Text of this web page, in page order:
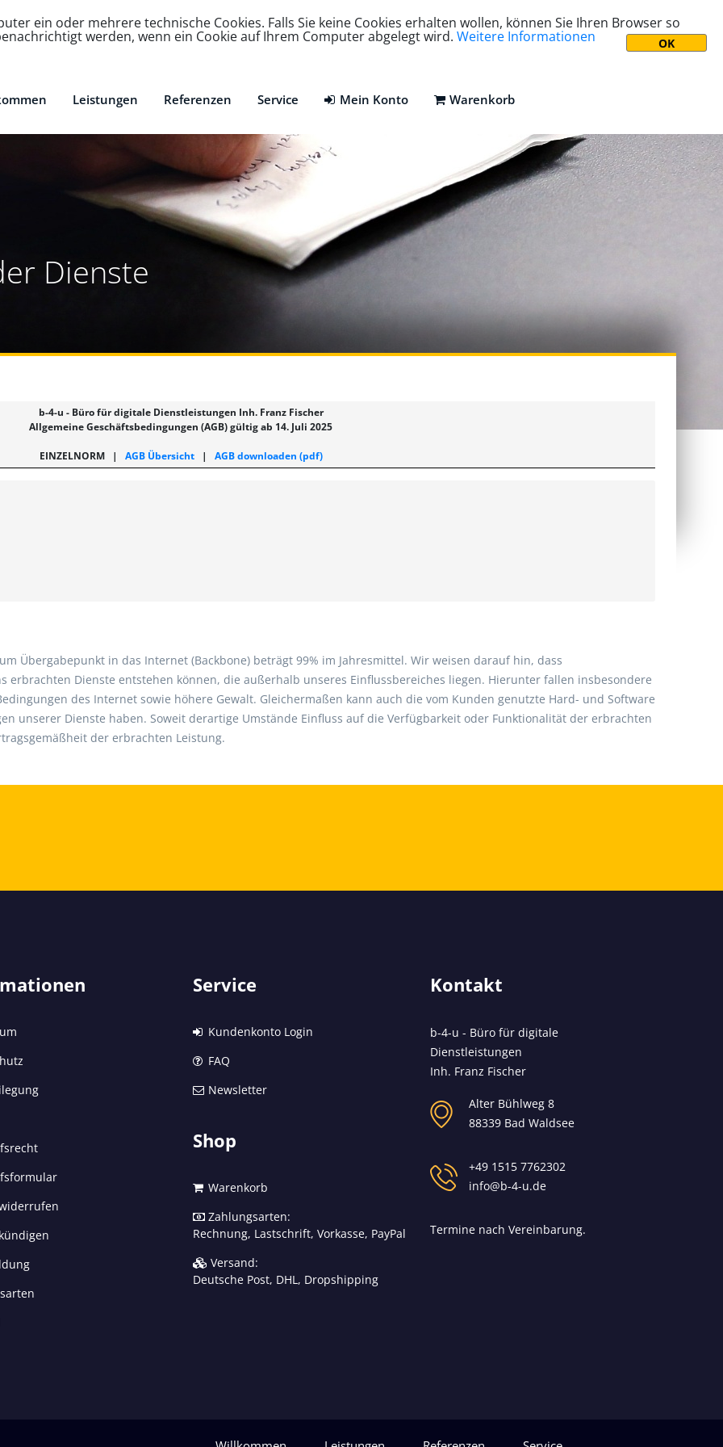
ein oder mehrere technische Cookies. Falls Sie keine Cookies erhalten wollen, können Sie Ihren Browser so
werden, wenn ein Cookie auf Ihrem Computer abgelegt wird. Weitere Informationen
Leistungen Referenzen Service Mein Konto Warenkorb
Dienste
b-4-u - Büro für digitale Dienstleistungen Inh. Franz Fischer
Allgemeine Geschäftsbedingungen (AGB) gültig ab 14. Juli 2025
EINZELNORM| AGB Übersicht| AGB downloaden (pdf)
und Waren
Übergabepunkt in das Internet (Backbone) beträgt 99% im Jahresmittel. Wir weisen darauf hin, dass
erbrachten Dienste entstehen können, die außerhalb unseres Einflussbereiches liegen. Hierunter fallen insbesondere
des Internet sowie höhere Gewalt. Gleichermaßen kann auch die vom Kunden genutzte Hard- und Software
unserer Dienste haben. Soweit derartige Umstände Einfluss auf die Verfügbarkeit oder Funktionalität der erbrachten
der erbrachten Leistung.
Service
Kundenkonto Login
FAQ
Newsletter
Shop
Warenkorb
Zahlungsarten:
Rechnung, Lastschrift, Vorkasse, PayPal
Versand:
Deutsche Post, DHL, Dropshipping
Kontakt
b-4-u - Büro für digitale
Dienstleistungen
Inh. Franz Fischer
Alter Bühlweg 8
88339 Bad Waldsee
+49 1515 7762302
info@b-4-u.de
Termine nach Vereinbarung.